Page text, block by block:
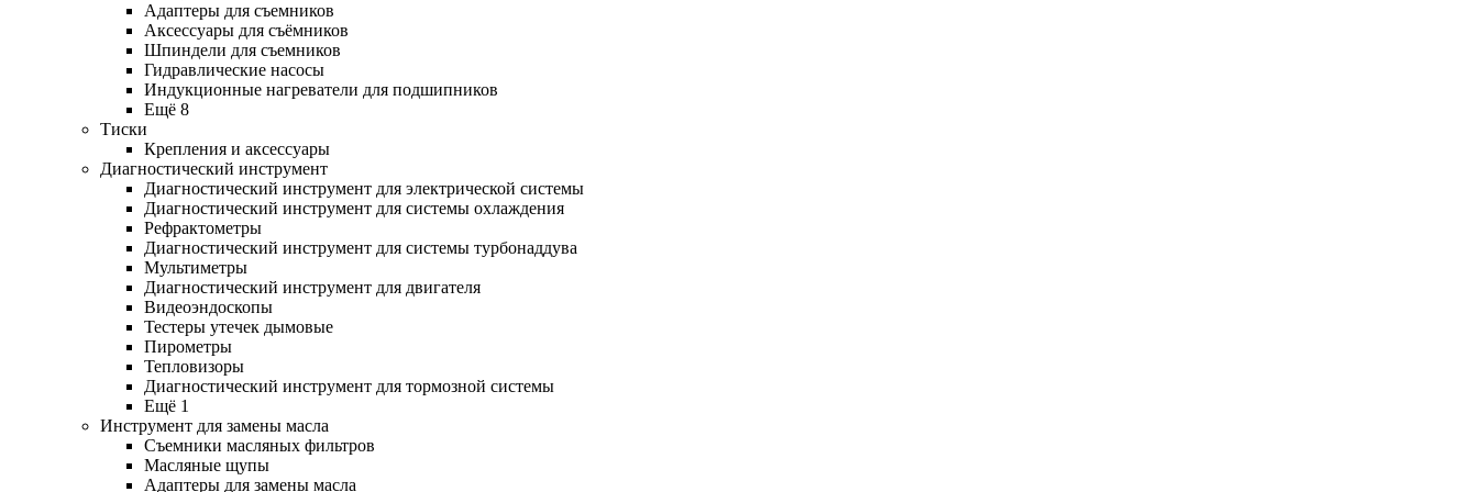
Адаптеры для съемников
Аксессуары для съёмников
Шпиндели для съемников
Гидравлические насосы
Индукционные нагреватели для подшипников
Ещё 8
Тиски
Крепления и аксессуары
Диагностический инструмент
Диагностический инструмент для электрической системы
Диагностический инструмент для системы охлаждения
Рефрактометры
Диагностический инструмент для системы турбонаддува
Мультиметры
Диагностический инструмент для двигателя
Видеоэндоскопы
Тестеры утечек дымовые
Пирометры
Тепловизоры
Диагностический инструмент для тормозной системы
Ещё 1
Инструмент для замены масла
Съемники масляных фильтров
Масляные щупы
Адаптеры для замены масла